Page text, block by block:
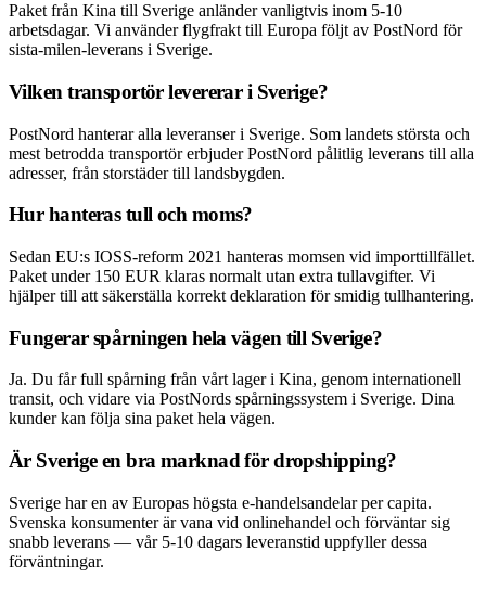
Paket från Kina till Sverige anländer vanligtvis inom 5-10
arbetsdagar. Vi använder flygfrakt till Europa följt av PostNord för
sista-milen-leverans i Sverige.
Vilken transportör levererar i Sverige?
PostNord hanterar alla leveranser i Sverige. Som landets största och
mest betrodda transportör erbjuder PostNord pålitlig leverans till alla
adresser, från storstäder till landsbygden.
Hur hanteras tull och moms?
Sedan EU:s IOSS-reform 2021 hanteras momsen vid importtillfället.
Paket under 150 EUR klaras normalt utan extra tullavgifter. Vi
hjälper till att säkerställa korrekt deklaration för smidig tullhantering.
Fungerar spårningen hela vägen till Sverige?
Ja. Du får full spårning från vårt lager i Kina, genom internationell
transit, och vidare via PostNords spårningssystem i Sverige. Dina
kunder kan följa sina paket hela vägen.
Är Sverige en bra marknad för dropshipping?
Sverige har en av Europas högsta e-handelsandelar per capita.
Svenska konsumenter är vana vid onlinehandel och förväntar sig
snabb leverans — vår 5-10 dagars leveranstid uppfyller dessa
förväntningar.